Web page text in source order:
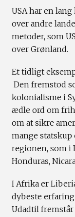
USA har en
over andre
metoder, som
over Grønland.
Et tidligt
Den fremstod
kolonialisme i
ædle ord om
om at sikre
mange
regionen, som i
Honduras,
I Afrika er
dybeste
Udadtil